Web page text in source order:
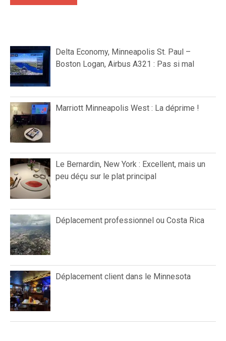
Delta Economy, Minneapolis St. Paul –
Boston Logan, Airbus A321 : Pas si mal
Marriott Minneapolis West : La déprime !
Le Bernardin, New York : Excellent, mais un
peu déçu sur le plat principal
Déplacement professionnel ou Costa Rica
Déplacement client dans le Minnesota